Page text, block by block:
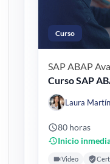
Curso
SAP ABAP
Curso SAP
Laura
80 horas
Inicio
Video